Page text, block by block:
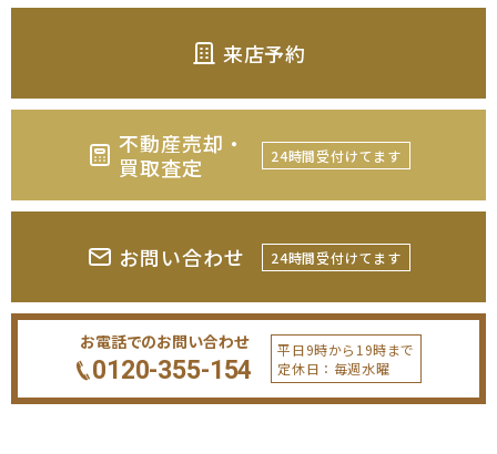
来店予約
不動産売却・
買取査定
24時間受付けてます
お問い合わせ 24時間受付けてます
お電話でのお問い合わせ
0120-355-154
平日9時から19時まで
定休日：毎週水曜